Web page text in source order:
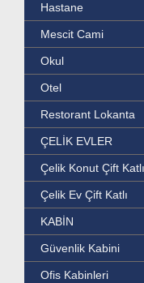
Hastane
Mescit Cami
Okul
Otel
Restorant Lokanta
ÇELİK EVLER
Çelik Konut Çift Katlı
Çelik Ev Çift Katlı
KABİN
Güvenlik Kabini
Ofis Kabinleri